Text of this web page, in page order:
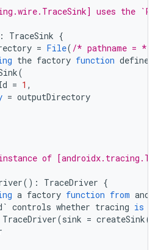
uses the
: TraceSink {
= File( /* pathname = */
the factory function defined
(
= 1 ,
= outputDirectory
of
() : TraceDriver {
a factory function from
controls whether tracing is
TraceDriver(sink = createSink